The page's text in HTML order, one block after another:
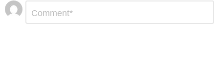
Αφήστε
μια
απάντηση